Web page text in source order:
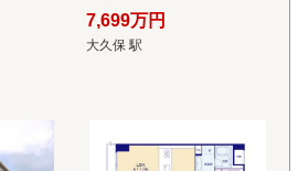
7,699万円
大久保 駅